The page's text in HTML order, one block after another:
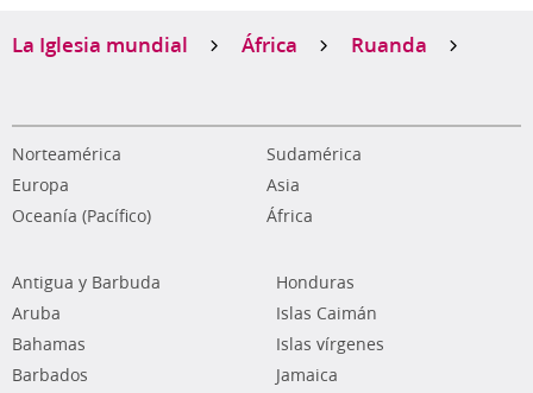
La Iglesia mundial África Ruanda
Norteamérica
Sudamérica
Europa
Asia
Oceanía (Pacífico)
África
Antigua y Barbuda
Aruba
Bahamas
Barbados
Honduras
Islas Caimán
Islas vírgenes
Jamaica